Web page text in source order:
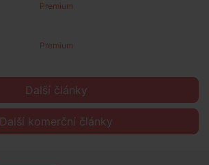
Premium
Premium
Další články
Další komerční články